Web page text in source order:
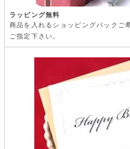
ラッピング無料
商品を入れるショッピングバックご
ご指定下さい。